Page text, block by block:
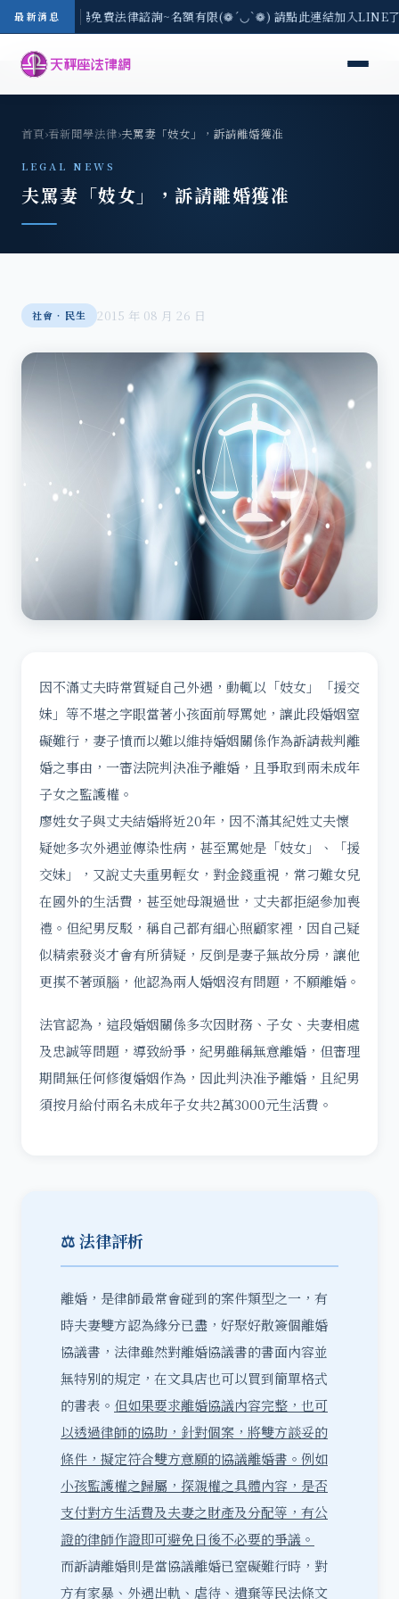
最新消息
-8/3(一) 現場免費法律諮詢~名額有限(❁´◡`❁) 請點此連結加入LINE
首頁›看新聞學法律›夫罵妻「妓女」，訴請離婚獲准
LEGAL NEWS
夫罵妻「妓女」，訴請離婚獲准
社會‧民生 2015 年 08 月 26 日
因不滿丈夫時常質疑自己外遇，動輒以「妓女」「援交
妹」等不堪之字眼當著小孩面前辱罵她，讓此段婚姻窒
礙難行，妻子憤而以難以維持婚姻關係作為訴請裁判離
婚之事由，一審法院判決准予離婚，且爭取到兩未成年
子女之監護權。
廖姓女子與丈夫結婚將近20年，因不滿其紀姓丈夫懷
疑她多次外遇並傳染性病，甚至罵她是「妓女」、「援
交妹」，又說丈夫重男輕女，對金錢重視，常刁難女兒
在國外的生活費，甚至她母親過世，丈夫都拒絕參加喪
禮。但紀男反駁，稱自己都有細心照顧家裡，因自己疑
似精索發炎才會有所猜疑，反倒是妻子無故分房，讓他
更摸不著頭腦，他認為兩人婚姻沒有問題，不願離婚。
法官認為，這段婚姻關係多次因財務、子女、夫妻相處
及忠誠等問題，導致紛爭，紀男雖稱無意離婚，但審理
期間無任何修復婚姻作為，因此判決准予離婚，且紀男
須按月給付兩名未成年子女共2萬3000元生活費。
⚖️ 法律評析
離婚，是律師最常會碰到的案件類型之一，有
時夫妻雙方認為緣分已盡，好聚好散簽個離婚
協議書，法律雖然對離婚協議書的書面內容並
無特別的規定，在文具店也可以買到簡單格式
的書表。 但如果要求離婚協議內容完整，也可
以透過律師的協助 ，針對個案，將雙方談妥的
條件，擬定符合雙方意願的協議離婚書。例如
小孩監護權之歸屬，探親權之具體內容，是否
支付對方生活費及夫妻之財產及分配等，有公
證的律師作證即可避免日後不必要的爭議。
而訴請離婚則是當協議離婚已窒礙難行時，對
方有家暴、外遇出軌、虐待、遺棄等民法條文